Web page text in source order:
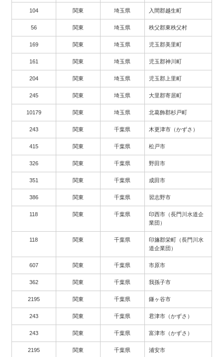
104 関東 埼玉県 入間郡越生町
56 関東 埼玉県 秩父郡東秩父村
169 関東 埼玉県 児玉郡美里町
161 関東 埼玉県 児玉郡神川町
204 関東 埼玉県 児玉郡上里町
245 関東 埼玉県 大里郡寄居町
10179 関東 埼玉県 北葛飾郡杉戸町
243 関東 千葉県 木更津市（かずさ）
415 関東 千葉県 松戸市
326 関東 千葉県 野田市
351 関東 千葉県 成田市
386 関東 千葉県 習志野市
118 関東 千葉県
印西市（長門川水道企
業団）
118 関東 千葉県
印旛郡栄町（長門川水
道企業団）
607 関東 千葉県 市原市
362 関東 千葉県 我孫子市
2195 関東 千葉県 鎌ヶ谷市
243 関東 千葉県 君津市（かずさ）
243 関東 千葉県 富津市（かずさ）
2195 関東 千葉県 浦安市